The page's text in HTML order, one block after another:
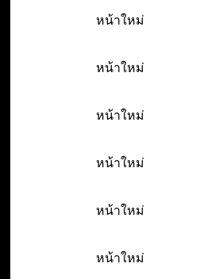
หน้าใหม่
หน้าใหม่
หน้าใหม่
หน้าใหม่
หน้าใหม่
หน้าใหม่